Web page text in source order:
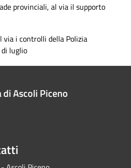
provinciali, al via il supporto
via i controlli della Polizia
luglio
Ascoli Piceno